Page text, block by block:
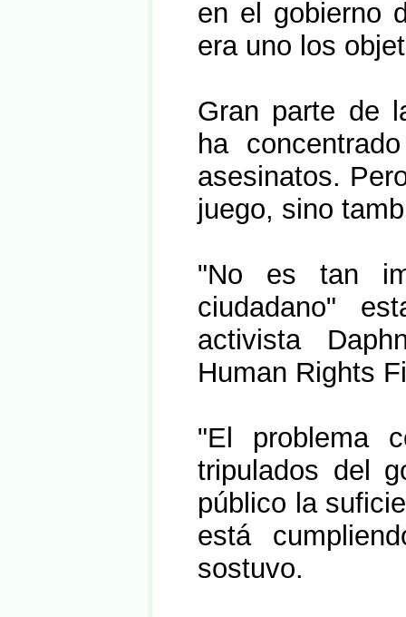
en el gobierno
era uno los
Gran parte de
ha
asesinatos.
juego, sino
"No es tan
ciudadano"
activista
Human Rights
"El problema
tripulados del
público la
está
sostuvo.